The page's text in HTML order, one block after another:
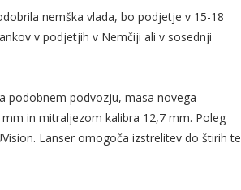
nemška vlada, bo podjetje v 15-18
v podjetjih v Nemčiji ali v sosednji
podobnem podvozju, masa novega
in mitraljezom kalibra 12,7 mm. Poleg
Lanser omogoča izstrelitev do štirih te